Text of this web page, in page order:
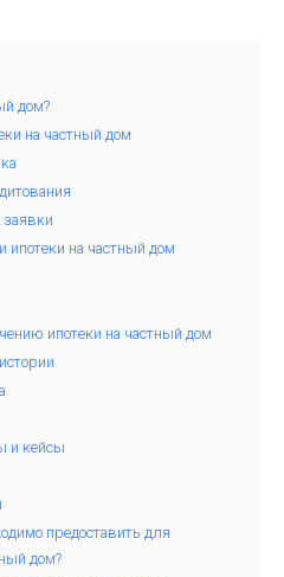
дом?
на частный дом
ипотеки на частный дом
ипотеки на частный дом
и кейсы
предоставить для
дом?